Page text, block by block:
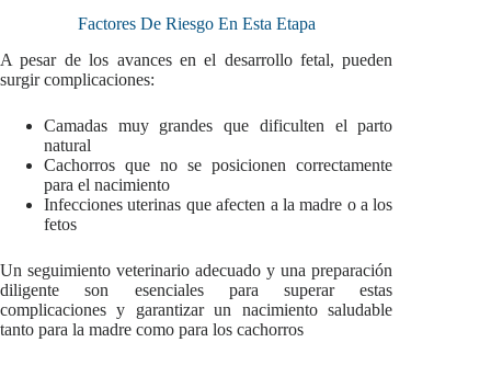
Factores De Riesgo En Esta Etapa
A pesar de los avances en el desarrollo fetal, pueden
surgir complicaciones:
Camadas muy grandes que dificulten el parto
natural
Cachorros que no se posicionen correctamente
para el nacimiento
Infecciones uterinas que afecten a la madre o a los
fetos
Un seguimiento veterinario adecuado y una preparación
diligente son esenciales para superar estas
complicaciones y garantizar un nacimiento saludable
tanto para la madre como para los cachorros